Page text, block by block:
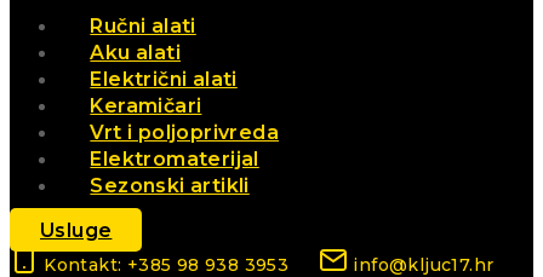
Ručni alati
Aku alati
Električni alati
Keramičari
Vrt i poljoprivreda
Elektromaterijal
Sezonski artikli
Usluge
Kontakt: +385 98 938 3953 info@kljuc17.hr